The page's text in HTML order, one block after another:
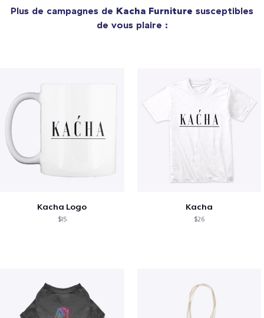
Plus de campagnes de Kacha Furniture susceptibles
de vous plaire :
Kacha Logo
$15
Kacha
$26